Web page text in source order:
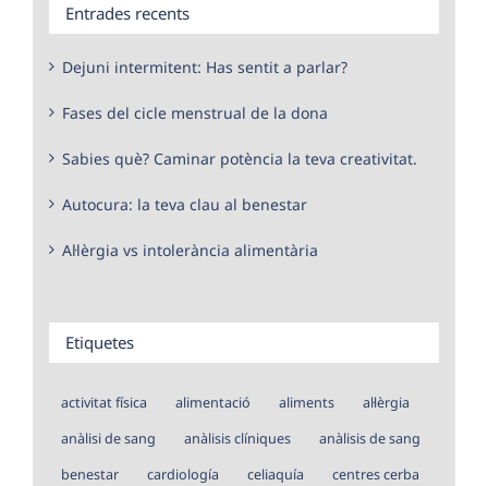
Entrades recents
Dejuni intermitent: Has sentit a parlar?
Fases del cicle menstrual de la dona
Sabies què? Caminar potència la teva creativitat.
Autocura: la teva clau al benestar
Al·lèrgia vs intolerància alimentària
Etiquetes
activitat física alimentació aliments
al·lèrgia
anàlisi de sang
anàlisis clíniques
anàlisis de sang
benestar
cardiología celiaquía
centres cerba